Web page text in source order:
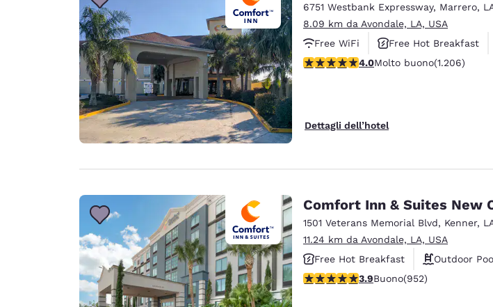
6751 Westbank Expressway, Marrero,
8.09 km da Avondale, LA, USA
Free WiFi
Free Hot Breakfast
Valutazione di 4.03 stelle. Molto buono.
4.0Molto buono(1.206)
Dettagli dell’hotel
Comfort Inn & Suites New
1501 Veterans Memorial Blvd, Kenner,
11.24 km da Avondale, LA, USA
Free Hot Breakfast
Outdoor
Valutazione di 3.92 stelle. Buono. 952
3.9Buono(952)